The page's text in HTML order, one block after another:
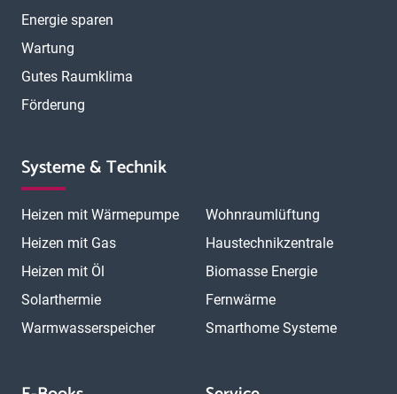
Energie sparen
Wartung
Gutes Raumklima
Förderung
Systeme & Technik
Heizen mit Wärmepumpe
Heizen mit Gas
Heizen mit Öl
Solarthermie
Warmwasserspeicher
Wohnraumlüftung
Haustechnikzentrale
Biomasse Energie
Fernwärme
Smarthome Systeme